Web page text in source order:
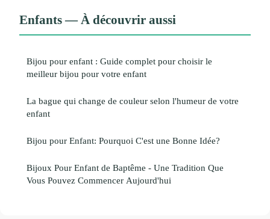
Enfants — À découvrir aussi
Bijou pour enfant : Guide complet pour choisir le
meilleur bijou pour votre enfant
La bague qui change de couleur selon l'humeur de votre
enfant
Bijou pour Enfant: Pourquoi C'est une Bonne Idée?
Bijoux Pour Enfant de Baptême - Une Tradition Que
Vous Pouvez Commencer Aujourd'hui